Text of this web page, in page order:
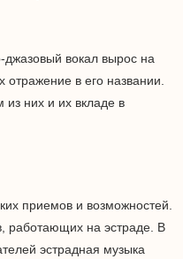
джазовый вокал вырос на
в его названии.
них и их вкладе в
приемов и возможностей.
работающих на эстраде. В
эстрадная музыка